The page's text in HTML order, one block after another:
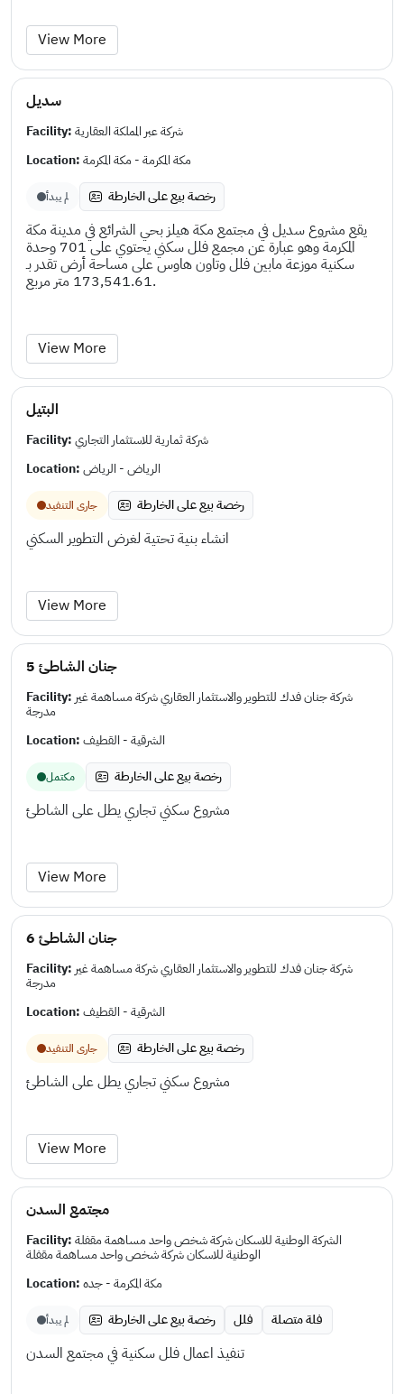
View More
سديل
Facility:شركة عبر المملكة العقارية
Location:مكة المكرمة - مكة المكرمة
لم يبدأ رخصة بيع على الخارطة
يقع مشروع سديل في مجتمع مكة هيلز بحي الشرائع في مدينة مكة
المكرمة وهو عبارة عن مجمع فلل سكني يحتوي على 701 وحدة
سكنية موزعة مابين فلل وتاون هاوس على مساحة أرض تقدر بـ
173,541.61 متر مربع.
View More
البتيل
Facility:شركة ثمارية للاستثمار التجاري
Location:الرياض - الرياض
جارى التنفيد رخصة بيع على الخارطة
انشاء بنية تحتية لغرض التطوير السكني
View More
جنان الشاطئ 5
Facility: شركة جنان فدك للتطوير والاستثمار العقاري شركة مساهمة غير
مدرجة
Location:الشرقية - القطيف
مكتمل رخصة بيع على الخارطة
مشروع سكني تجاري يطل على الشاطئ
View More
جنان الشاطئ 6
Facility: شركة جنان فدك للتطوير والاستثمار العقاري شركة مساهمة غير
مدرجة
Location:الشرقية - القطيف
جارى التنفيد رخصة بيع على الخارطة
مشروع سكني تجاري يطل على الشاطئ
View More
مجتمع السدن
Facility:الشركة الوطنية للاسكان شركة شخص واحد مساهمة مقفلة
الوطنية للاسكان شركة شخص واحد مساهمة مقفلة
Location:مكة المكرمة - جده
لم يبدأ رخصة بيع على الخارطة فلل فلة متصلة
تنفيذ اعمال فلل سكنية في مجتمع السدن